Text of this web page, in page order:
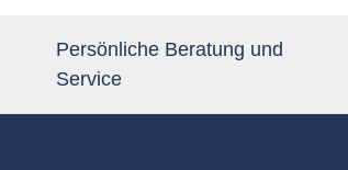
Persönliche Beratung und
Service